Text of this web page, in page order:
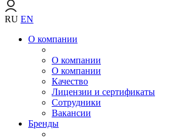
RU EN
О компании
О компании
О компании
Качество
Лицензии и сертификаты
Сотрудники
Вакансии
Бренды